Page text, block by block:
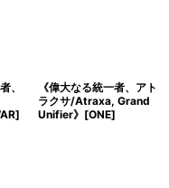
、
《偉大なる統一者、アト
ラクサ/Atraxa, Grand
Unifier》[ONE]